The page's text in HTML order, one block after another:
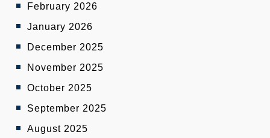
February 2026
January 2026
December 2025
November 2025
October 2025
September 2025
August 2025